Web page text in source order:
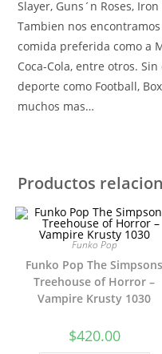
Slayer, Guns´n Roses,
Tambien nos
comida preferida como a
Coca-Cola, entre otros.
deporte como Football,
muchos mas…
Productos
Funko Pop
Funko Pop The Simpsons
Treehouse of Horror –
Vampire Krusty 1030
$420.00